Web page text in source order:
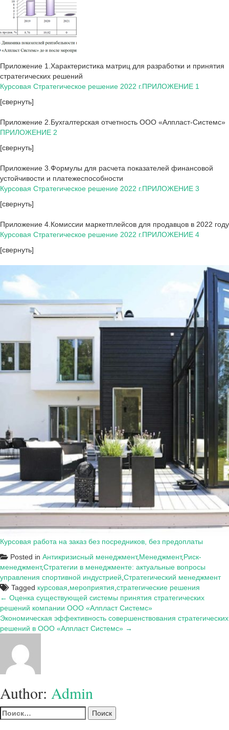
Приложение 1.Характеристика матриц для разработки и принятия
стратегических решений
Курсовая Стратегическое решение 2022 г.ПРИЛОЖЕНИЕ 1
[свернуть]
Приложение 2.Бухгалтерская отчетность ООО «Алпласт-Системс»
ПРИЛОЖЕНИЕ 2
[свернуть]
Приложение 3.Формулы для расчета показателей финансовой
устойчивости и платежеспособности
Курсовая Стратегическое решение 2022 г.ПРИЛОЖЕНИЕ 3
[свернуть]
Приложение 4.Комиссии маркетплейсов для продавцов в 2022 году
Курсовая Стратегическое решение 2022 г.ПРИЛОЖЕНИЕ 4
[свернуть]
Курсовая работа на заказ без посредников, без предоплаты
Posted in Антикризисный менеджмент,Менеджмент,Риск-
менеджмент,Стратегии в менеджменте: актуальные вопросы
управления спортивной индустрией Стратегический менеджмент
Tagged курсовая мероприятия стратегические решения
Навигация
по
записям
← Оценка существующей системы принятия стратегических
решений компании ООО «Алпласт Системс»
Экономическая эффективность совершенствования стратегических
решений в ООО «Алпласт Системс» →
Author: Admin
Найти: